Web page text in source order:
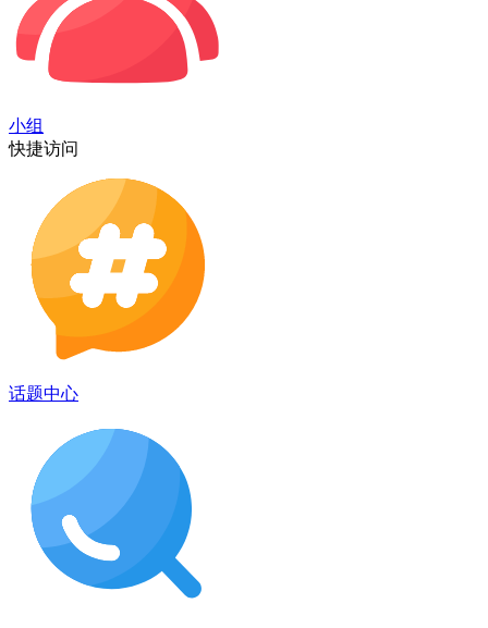
小组
快捷访问
话题中心